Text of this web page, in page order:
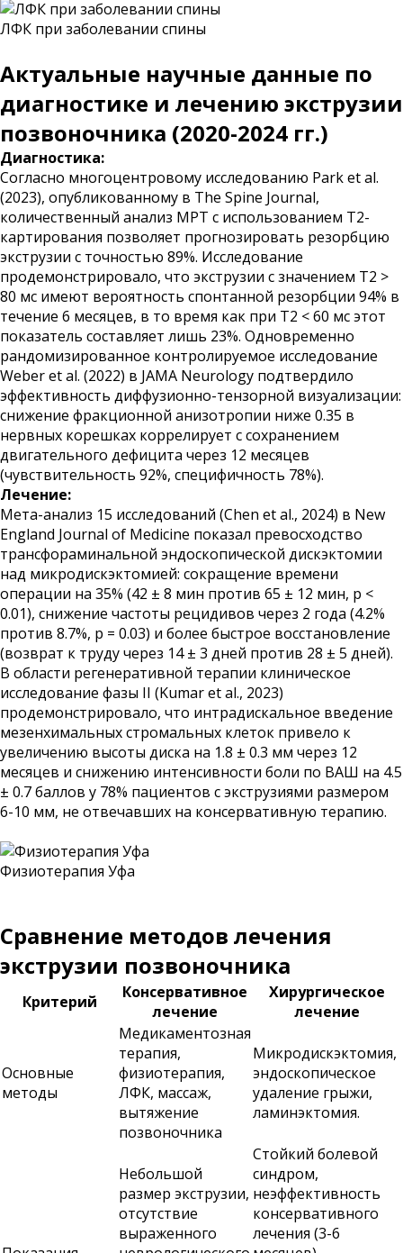
ЛФК при заболевании спины
Актуальные научные данные по
диагностике и лечению экструзии
позвоночника (2020-2024 гг.)
Диагностика:
Согласно многоцентровому исследованию Park et al.
(2023), опубликованному в The Spine Journal,
количественный анализ МРТ с использованием T2-
картирования позволяет прогнозировать резорбцию
экструзии с точностью 89%. Исследование
продемонстрировало, что экструзии с значением T2 >
80 мс имеют вероятность спонтанной резорбции 94% в
течение 6 месяцев, в то время как при T2 < 60 мс этот
показатель составляет лишь 23%. Одновременно
рандомизированное контролируемое исследование
Weber et al. (2022) в JAMA Neurology подтвердило
эффективность диффузионно-тензорной визуализации:
снижение фракционной анизотропии ниже 0.35 в
нервных корешках коррелирует с сохранением
двигательного дефицита через 12 месяцев
(чувствительность 92%, специфичность 78%).
Лечение:
Мета-анализ 15 исследований (Chen et al., 2024) в New
England Journal of Medicine показал превосходство
трансфораминальной эндоскопической дискэктомии
над микродискэктомией: сокращение времени
операции на 35% (42 ± 8 мин против 65 ± 12 мин, p <
0.01), снижение частоты рецидивов через 2 года (4.2%
против 8.7%, p = 0.03) и более быстрое восстановление
(возврат к труду через 14 ± 3 дней против 28 ± 5 дней).
В области регенеративной терапии клиническое
исследование фазы II (Kumar et al., 2023)
продемонстрировало, что интрадискальное введение
мезенхимальных стромальных клеток привело к
увеличению высоты диска на 1.8 ± 0.3 мм через 12
месяцев и снижению интенсивности боли по ВАШ на 4.5
± 0.7 баллов у 78% пациентов с экструзиями размером
6-10 мм, не отвечавших на консервативную терапию.
Физиотерапия Уфа
Сравнение методов лечения
экструзии позвоночника
Критерий
Консервативное
лечение
Хирургическое
лечение
Основные
методы
Медикаментозная
терапия,
физиотерапия,
ЛФК, массаж,
вытяжение
позвоночника
Микродискэктомия,
эндоскопическое
удаление грыжи,
ламинэктомия.
Небольшой
размер экструзии,
отсутствие
выраженного
Стойкий болевой
синдром,
неэффективность
консервативного
лечения (3-6